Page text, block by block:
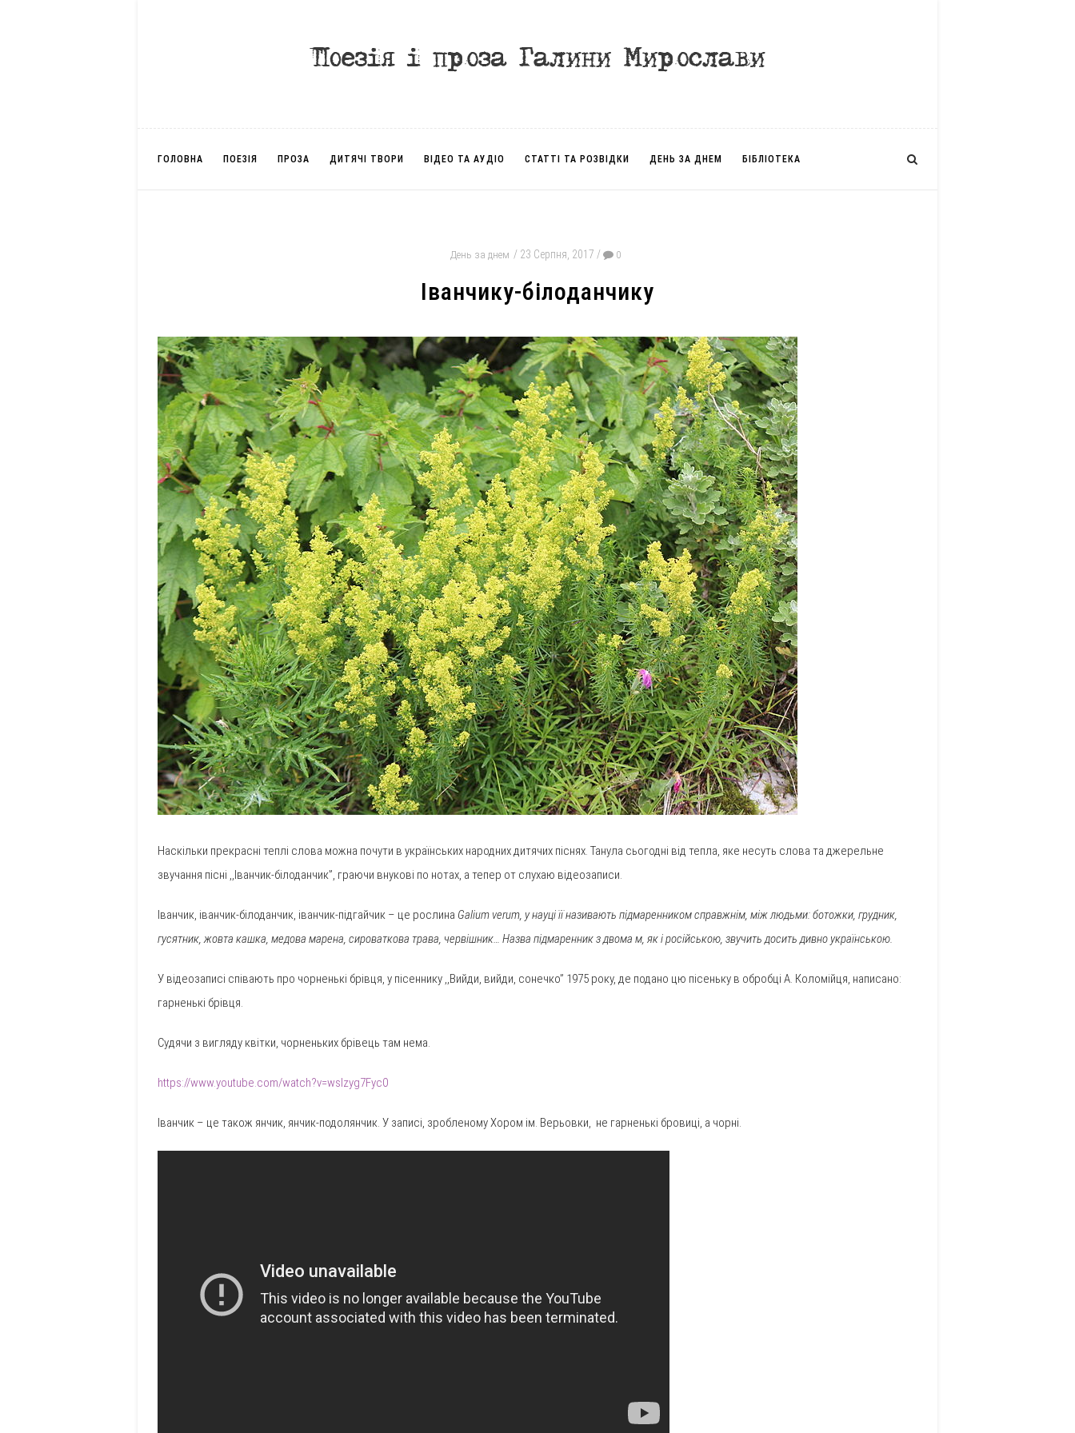
ГОЛОВНА ПОЕЗІЯ ПРОЗА ДИТЯЧІ ТВОРИ ВІДЕО ТА АУДІО СТАТТІ ТА РОЗВІДКИ ДЕНЬ ЗА ДНЕМ БІБЛІОТЕКА
День за днем 23 Серпня, 2017 0
Іванчику-білоданчику
Наскільки прекрасні теплі слова можна почути в українських народних дитячих піснях. Танула сьогодні від тепла, яке несуть слова та джерельне
звучання пісні ,,Іванчик-білоданчик”, граючи внукові по нотах, а тепер от слухаю відеозаписи.
Іванчик, іванчик-білоданчик, іванчик-підгайчик – це рослина Galium verum, у науці її називають підмаренником справжнім, між людьми: ботожки, грудник,
гусятник, жовта кашка, медова марена, сироваткова трава, червішник… Назва підмаренник з двома м, як і російською, звучить досить дивно українською.
У відеозаписі співають про чорненькі брівця, у пісеннику ,,Вийди, вийди, сонечко” 1975 року, де подано цю пісеньку в обробці А. Коломійця, написано:
гарненькі брівця.
Судячи з вигляду квітки, чорненьких брівець там нема.
https://www.youtube.com/watch?v=wslzyg7Fyc0
Іванчик – це також янчик, янчик-подолянчик. У записі, зробленому Хором ім. Верьовки, не гарненькі бровиці, а чорні.